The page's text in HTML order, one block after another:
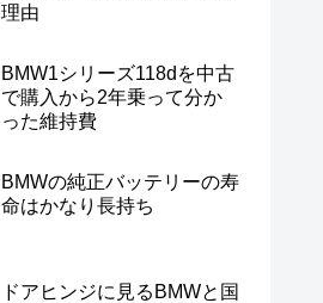
理由
BMW1シリーズ118dを中古
で購入から2年乗って分か
った維持費
BMWの純正バッテリーの寿
命はかなり長持ち
ドアヒンジに見るBMWと国